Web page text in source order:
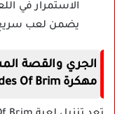
الاستمرار في
يضمن لعب سريع
الجري والقصة
مهكرة Blades Of Brim